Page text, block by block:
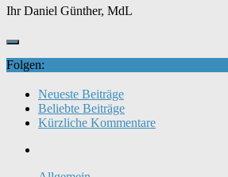
Ihr Daniel Günther, MdL
Folgen:
Neueste Beiträge
Beliebte Beiträge
Kürzliche Kommentare